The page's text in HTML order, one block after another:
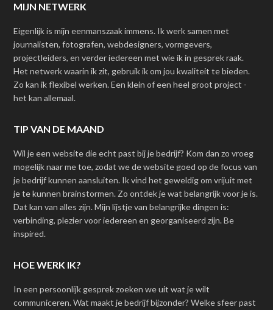
MIJN NETWERK
Eigenlijk is mijn eenmanszaak immens. Ik werk samen met
journalisten, fotografen, webdesigners, vormgevers,
projectleiders, en verder iedereen met wie ik in gesprek raak.
Het netwerk waarin ik zit, gebruik ik om jou kwaliteit te bieden.
Zo kan ik flexibel werken. Een klein of een heel groot project -
het kan allemaal.
TIP VAN DE MAAND
Wil je een website die echt past bij je bedrijf? Kom dan zo vroeg
mogelijk naar me toe, zodat we de website goed op de focus van
je bedrijf kunnen aansluiten. Ik vind het geweldig om vrijuit met
je te kunnen brainstormen. Zo ontdek je wat belangrijk voor je is.
Dat kan van alles zijn. Mijn lijstje van belangrijke dingen is:
verbinding, plezier voor iedereen en georganiseerd zijn. Be
inspired.
HOE WERK IK?
In een persoonlijk gesprek zoeken we uit wat je wilt
communiceren. Wat maakt je bedrijf bijzonder? Welke sfeer past